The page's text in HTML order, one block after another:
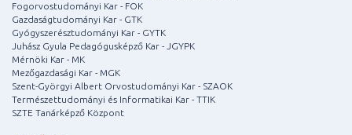
Fogorvostudományi Kar - FOK
Gazdaságtudományi Kar - GTK
Gyógyszerésztudományi Kar - GYTK
Juhász Gyula Pedagógusképző Kar - JGYPK
Mérnöki Kar - MK
Mezőgazdasági Kar - MGK
Szent-Györgyi Albert Orvostudományi Kar - SZAOK
Természettudományi és Informatikai Kar - TTIK
SZTE Tanárképző Központ